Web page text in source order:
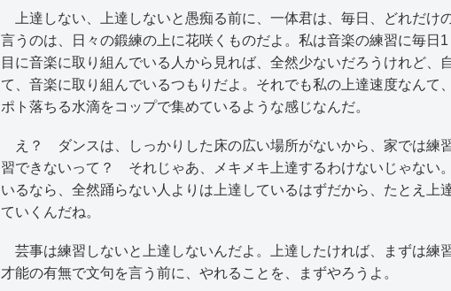
上達しない、上達しないと愚痴る前に、一体君は、毎日、どれだ
言うのは、日々の鍛練の上に花咲くものだよ。私は音楽の練習に毎日
目に音楽に取り組んでいる人から見れば、全然少ないだろうけれど、
て、音楽に取り組んでいるつもりだよ。それでも私の上達速度なんて
ポト落ちる水滴をコップで集めているような感じなんだ。
え？ ダンスは、しっかりした床の広い場所がないから、家では練
習できないって？ それじゃあ、メキメキ上達するわけないじゃない
いるなら、全然踊らない人よりは上達しているはずだから、たとえ上
ていくんだね。
芸事は練習しないと上達しないんだよ。上達したければ、まずは練
才能の有無で文句を言う前に、やれることを、まずやろうよ。